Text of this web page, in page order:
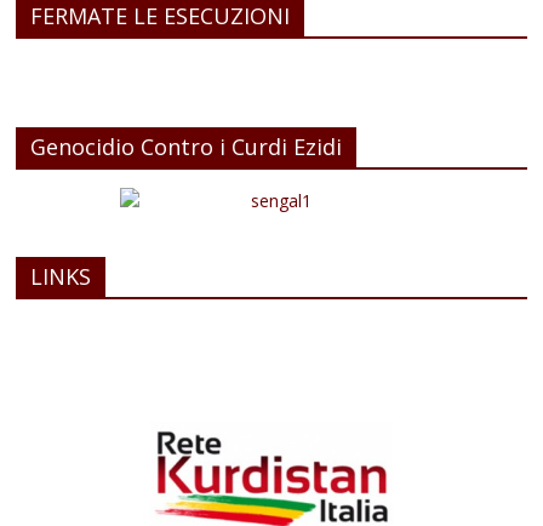
FERMATE LE ESECUZIONI
Genocidio Contro i Curdi Ezidi
LINKS